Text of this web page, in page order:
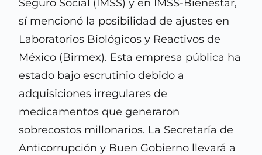
Seguro Social (IMSS) y en IMSS-Bienestar,
sí mencionó la posibilidad de ajustes en
Laboratorios Biológicos y Reactivos de
México (Birmex). Esta empresa pública ha
estado bajo escrutinio debido a
adquisiciones irregulares de
medicamentos que generaron
sobrecostos millonarios. La Secretaría de
Anticorrupción y Buen Gobierno llevará a